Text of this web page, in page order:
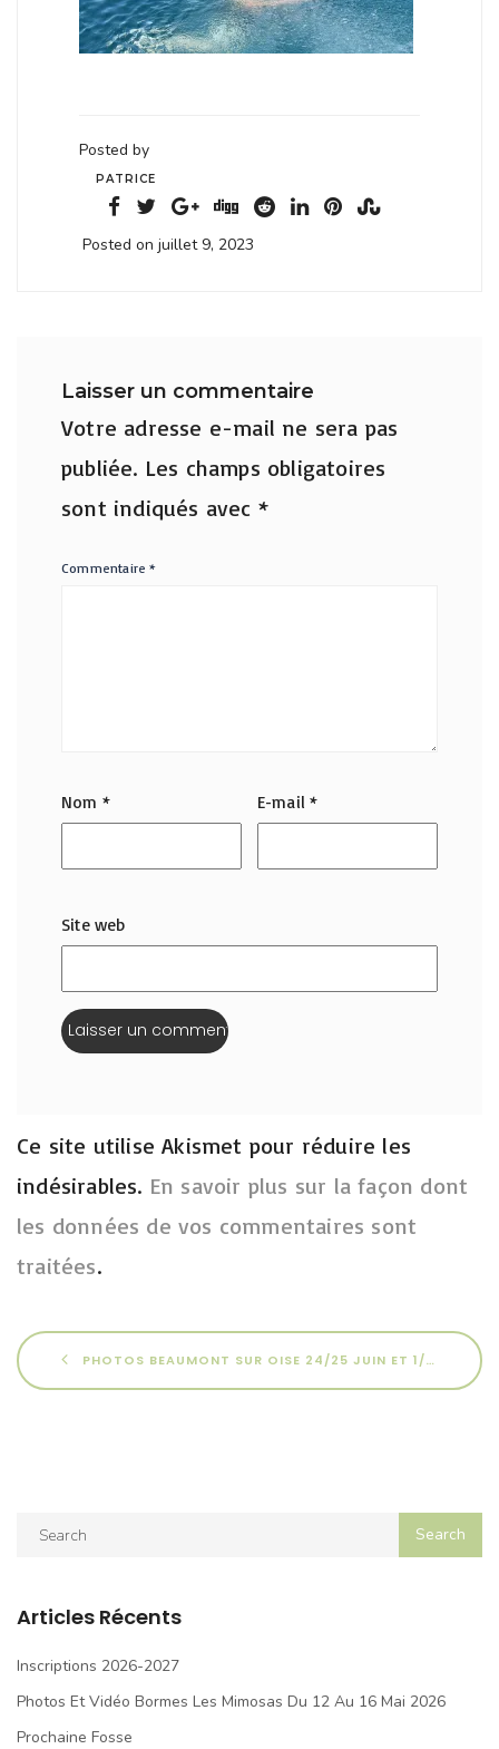
Posted by
PATRICE
Posted on juillet 9, 2023
Laisser un commentaire
Votre adresse e-mail ne sera pas
publiée. Les champs obligatoires
sont indiqués avec *
Commentaire*
Nom * E-mail*
Site web
Ce site utilise Akismet pour réduire les
indésirables. En savoir plus sur la façon dont
les données de vos commentaires sont
traitées.
PHOTOS BEAUMONT SUR OISE 24/25 JUIN ET 1/2 JUILLET 2023
Articles Récents
Inscriptions 2026-2027
Photos Et Vidéo Bormes Les Mimosas Du 12 Au 16 Mai 2026
Prochaine Fosse